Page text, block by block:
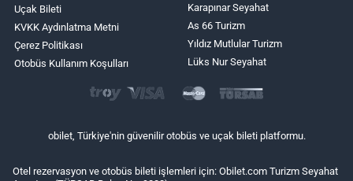
Uçak Bileti
KVKK Aydınlatma Metni
Çerez Politikası
Otobüs Kullanım Koşulları
Karapınar Seyahat
As 66 Turizm
Yıldız Mutlular Turizm
Lüks Nur Seyahat
obilet, Türkiye'nin güvenilir otobüs ve uçak bileti platformu.
Otel rezervasyon ve otobüs bileti işlemleri için: Obilet.com Turizm Seyahat